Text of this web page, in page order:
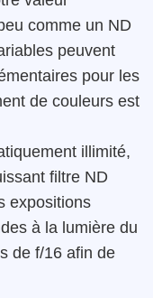
comme un ND
peuvent
pour les
de couleurs est
illimité,
filtre ND
expositions
à la lumière du
de f/16 afin de